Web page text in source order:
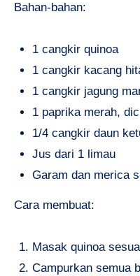
Bahan-bahan:
1 cangkir quinoa
1 cangkir kacang
1 cangkir jagung
1 paprika merah,
1/4 cangkir daun
Jus dari 1 limau
Garam dan merica
Cara membuat:
Masak quinoa
Campurkan semua